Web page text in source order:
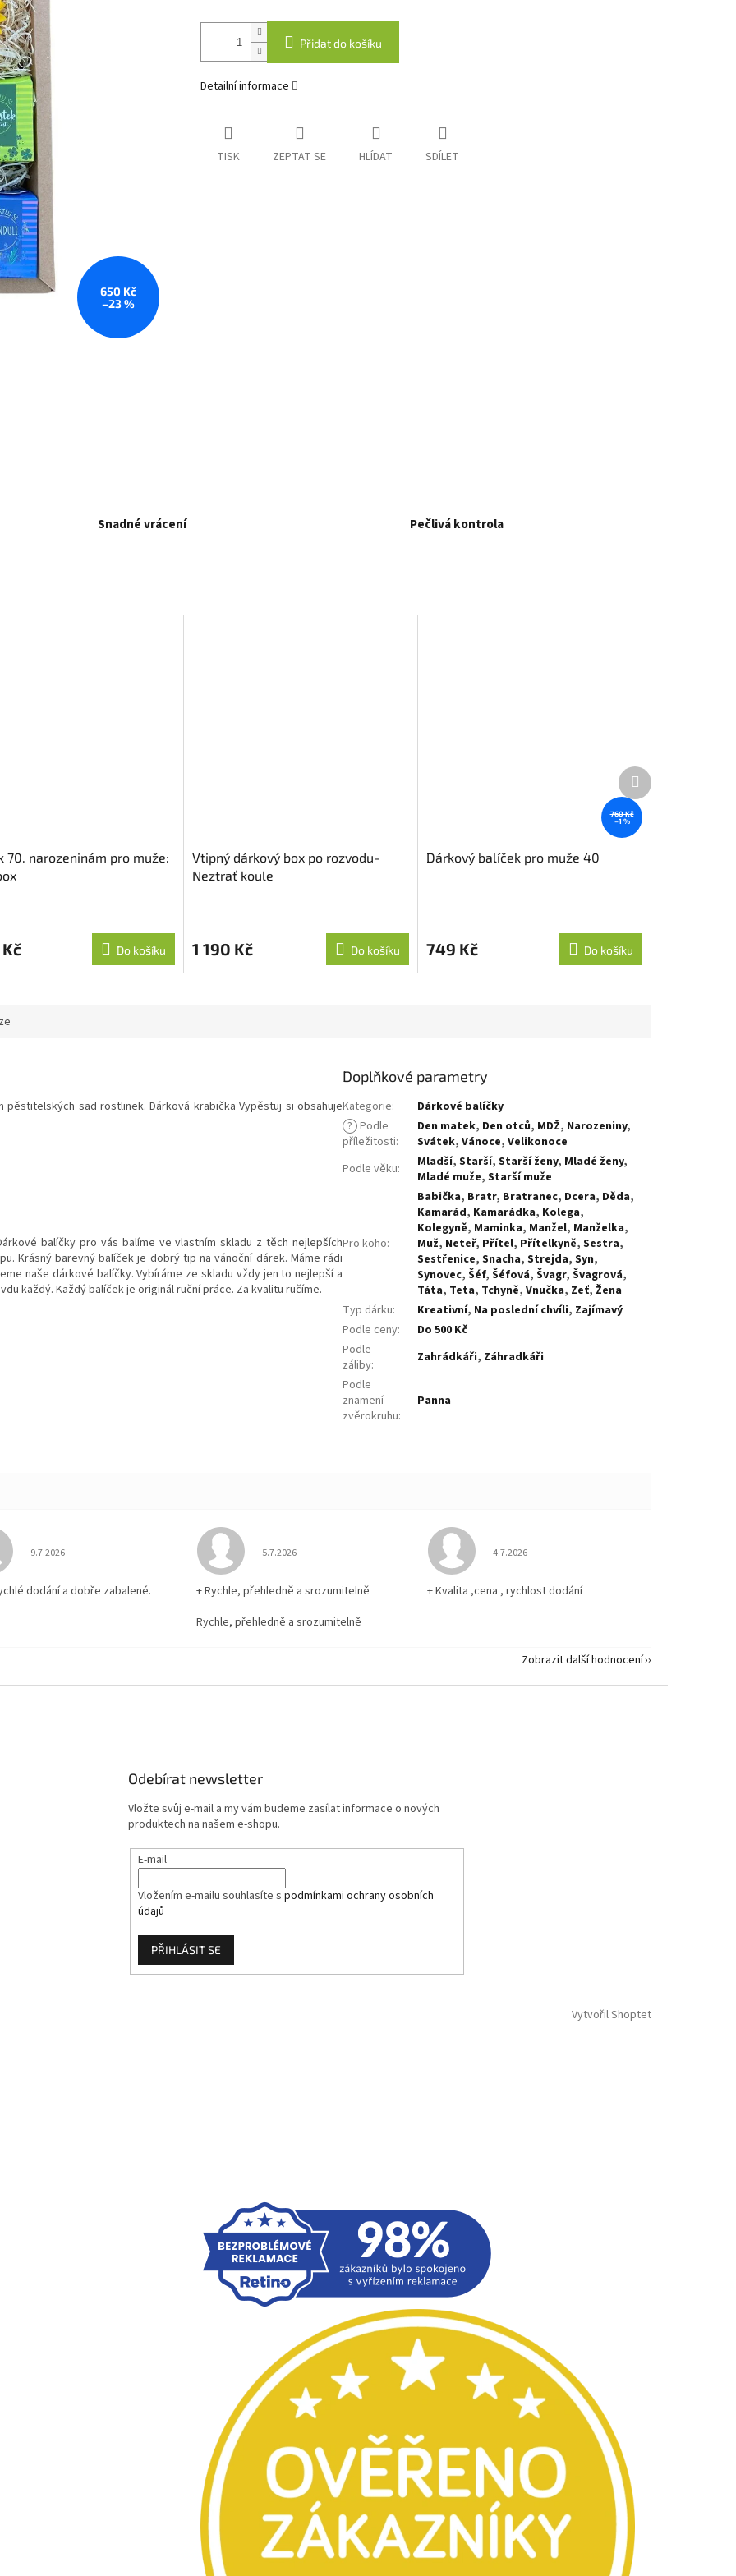
650 Kč
–23 %
Přidat do košíku
Detailní informace
TISK ZEPTAT SE HLÍDAT SDÍLET
Snadné vrácení Pečlivá kontrola
70. narozeninám pro muže:
Do košíku
Vtipný dárkový box po rozvodu-
Neztrať koule
1 190 Kč Do košíku
760 Kč
–1 %
Dárkový balíček pro muže 40
749 Kč Do košíku
Další
produkt
sad rostlinek. Dárková krabička Vypěstuj si obsahuje
balíčky pro vás balíme ve vlastním skladu z těch nejlepších
Krásný barevný balíček je dobrý tip na vánoční dárek. Máme rádi
naše dárkové balíčky. Vybíráme ze skladu vždy jen to nejlepší a
každý. Každý balíček je originál ruční práce. Za kvalitu ručíme.
Doplňkové parametry
Kategorie:
Dárkové balíčky
? Podle
příležitosti:
Den matek, Den otců, MDŽ, Narozeniny,
Svátek,Vánoce,Velikonoce
Podle věku: Mladší,Starší,Starší ženy, Mladé ženy,
Mladé muže,Starší muže
Pro koho:
Babička, Bratr, Bratranec, Dcera, Děda,
Kamarád, Kamarádka, Kolega,
Kolegyně, Maminka, Manžel, Manželka,
Muž, Neteř, Přítel, Přítelkyně,Sestra,
Sestřenice,Snacha,Strejda,Syn,
Synovec,Šéf,Šéfová,Švagr,Švagrová,
Táta, Teta, Tchyně,Vnučka, Zeť, Žena
Typ dárku: Kreativní, Na poslední chvíli, Zajímavý
Podle ceny:
Do 500 Kč
Podle
záliby: Zahrádkáři, Záhradkáři
Podle
znamení
zvěrokruhu:
Panna
Hodnocení obchodu je 5 z 5 hvězdiček.
9.7.2026
dodání a dobře zabalené.
Hodnocení obchodu je 5 z 5 hvězdiček.
5.7.2026
+ Rychle, přehledně a srozumitelně
Rychle, přehledně a srozumitelně
Hodnocení obchodu je 5 z 5 hvězdiček.
4.7.2026
+ Kvalita ,cena , rychlost dodání
Zobrazit další hodnocení
Odebírat newsletter
Vložte svůj e-mail a my vám budeme zasílat informace o nových
produktech na našem e-shopu.
E-mail
Vložením e-mailu souhlasíte s podmínkami ochrany osobních
údajů
PŘIHLÁSIT SE
Vytvořil Shoptet